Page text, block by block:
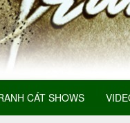
CÁT SHOWS